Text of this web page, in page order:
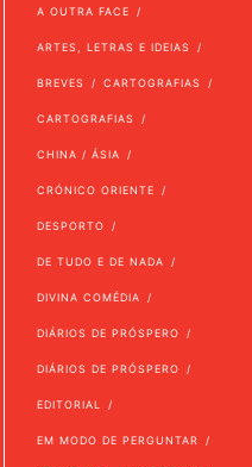
A OUTRA FACE
ARTES, LETRAS E IDEIAS
BREVES CARTOGRAFIAS
CARTOGRAFIAS
CHINA / ÁSIA
CRÓNICO ORIENTE
DESPORTO
DE TUDO E DE NADA
DIVINA COMÉDIA
DIÁRIOS DE PRÓSPERO
DIÁRIOS DE PRÓSPERO
EDITORIAL
EM MODO DE PERGUNTAR